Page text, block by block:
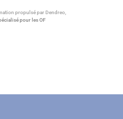
propulsé par Dendreo,
pour les OF